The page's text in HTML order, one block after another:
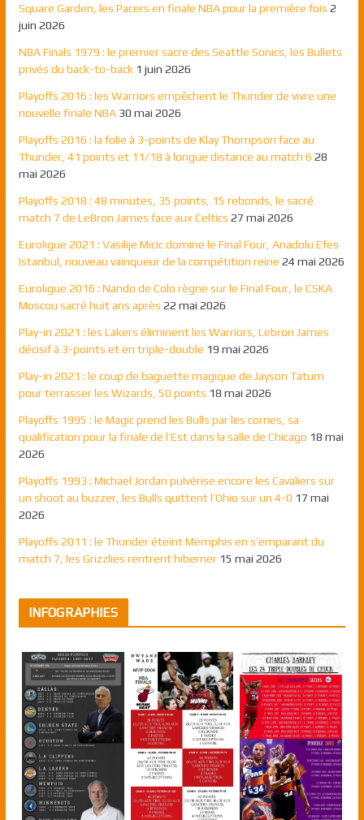
Square Garden, les Pacers en finale NBA pour la première fois 2
juin 2026
NBA Finals 1979 : le premier sacre des Seattle Sonics, les Bullets
privés du back-to-back 1 juin 2026
Playoffs 2016 : les Warriors empêchent le Thunder de vivre une
nouvelle finale NBA 30 mai 2026
Playoffs 2016 : la folie à 3-points de Klay Thompson face au
Thunder, 41 points et 11/18 à longue distance au match 6 28
mai 2026
Playoffs 2018 : 48 minutes, 35 points, 15 rebonds, le sacré
match 7 de LeBron James face aux Celtics 27 mai 2026
Euroligue 2021 : Vasilije Micic domine le Final Four, Anadolu Efes
Istanbul, nouveau vainqueur de la compétition reine 24 mai 2026
Euroligue 2016 : Nando de Colo règne sur le Final Four, le CSKA
Moscou sacré huit ans après 22 mai 2026
Play-in 2021 : les Lakers éliminent les Warriors, Lebron James
décisif à 3-points et en triple-double 19 mai 2026
Play-in 2021 : le coup de baguette magique de Jayson Tatum
pour terrasser les Wizards, 50 points 18 mai 2026
Playoffs 1995 : le Magic prend les Bulls par les cornes, sa
qualification pour la finale de l’Est dans la salle de Chicago 18 mai
2026
Playoffs 1993 : Michael Jordan pulvérise encore les Cavaliers sur
un shoot au buzzer, les Bulls quittent l’Ohio sur un 4-0 17 mai
2026
Playoffs 2011 : le Thunder éteint Memphis en s’emparant du
match 7, les Grizzlies rentrent hiberner 15 mai 2026
INFOGRAPHIES